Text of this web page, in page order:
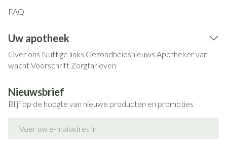
FAQ
Uw apotheek
Over ons Nuttige links Gezondheidsnieuws Apotheker van
wachtVoorschrift Zorgtarieven
Nieuwsbrief
Blijf op de hoogte van nieuwe producten en promoties